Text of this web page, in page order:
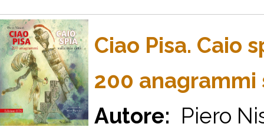
Ciao Pisa. Caio
200
Autore: Piero